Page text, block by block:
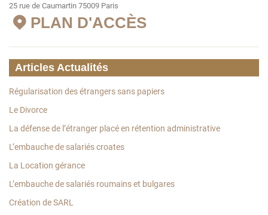
25 rue de Caumartin 75009 Paris
PLAN D'ACCÈS
Articles Actualités
Régularisation des étrangers sans papiers
Le Divorce
La défense de l’étranger placé en rétention administrative
L’embauche de salariés croates
La Location gérance
L’embauche de salariés roumains et bulgares
Création de SARL